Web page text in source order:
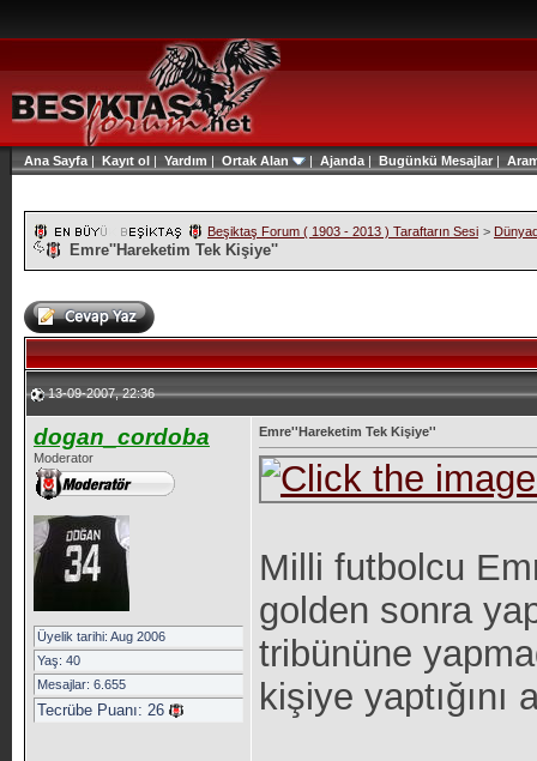
Ana Sayfa | Kayıt ol | Yardım | Ortak Alan | Ajanda | Bugünkü Mesajlar|
Beşiktaş Forum ( 1903 - 2013 ) Taraftarın Sesi >
Emre''Hareketim Tek Kişiye''
13-09-2007, 22:36
dogan_cordoba
Moderator
Üyelik tarihi: Aug 2006
Yaş: 40
Mesajlar: 6.655
Tecrübe Puanı: 26
Emre''Hareketim Tek Kişiye''
Milli futbolcu
golden sonra
tribününe
kişiye yaptığını